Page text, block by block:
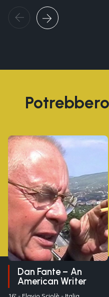
Dan Fante – An
American Writer